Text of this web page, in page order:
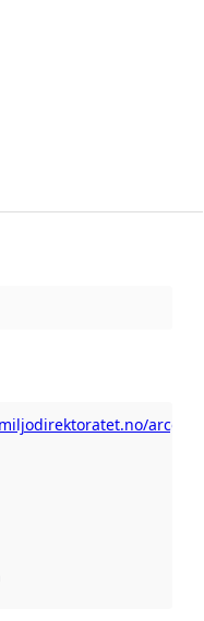
arcgis/